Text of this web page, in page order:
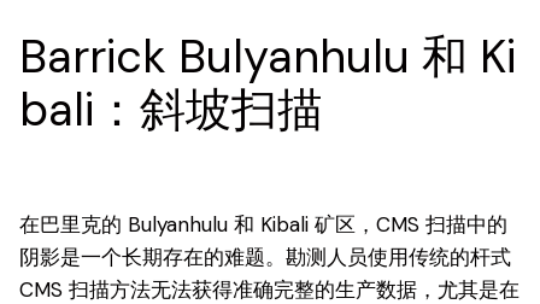
Barrick Bulyanhulu 和 Ki
bali：斜坡扫描
在巴里克的 Bulyanhulu 和 Kibali 矿区，CMS 扫描中的
阴影是一个长期存在的难题。勘测人员使用传统的杆式
CMS 扫描方法无法获得准确完整的生产数据，尤其是在